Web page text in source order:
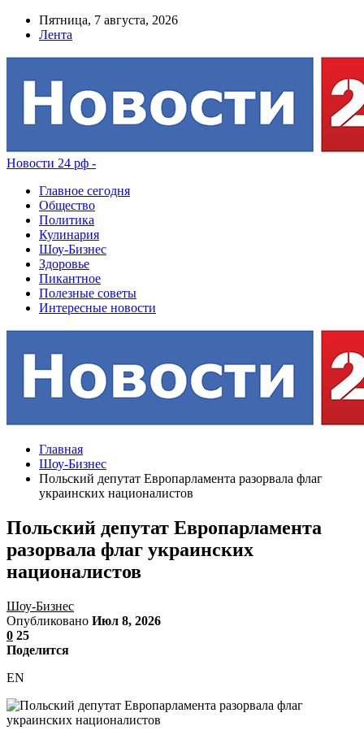
Пятница, 7 августа, 2026
Лента
Новости 24 рф -
Главное сегодня
Общество
Политика
Кулинария
Шоу-Бизнес
Здоровье
Пикантное
Полезные советы
Интересные новости
Главная
Шоу-Бизнес
Польский депутат Европарламента разорвала флаг
украинских националистов
Польский депутат Европарламента
разорвала флаг украинских
националистов
Шоу-Бизнес
Опубликовано Июл 8, 2026
0 25
Поделится
EN